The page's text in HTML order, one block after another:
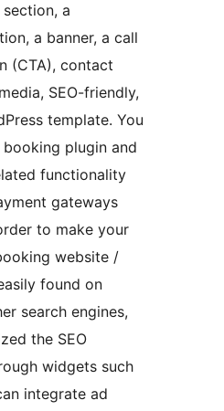
a
a banner, a call
(CTA), contact
SEO-friendly,
template. You
plugin and
functionality
gateways
to make your
website /
found on
search engines,
the SEO
widgets such
integrate ad